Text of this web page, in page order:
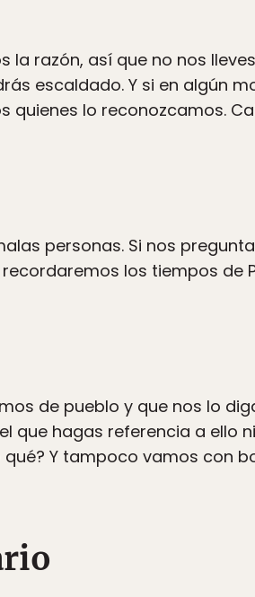
razón, así que no nos
escaldado. Y si en algún
lo reconozcamos.
personas. Si nos
los tiempos de
de pueblo y que nos lo
que hagas referencia a ello
Y tampoco vamos con